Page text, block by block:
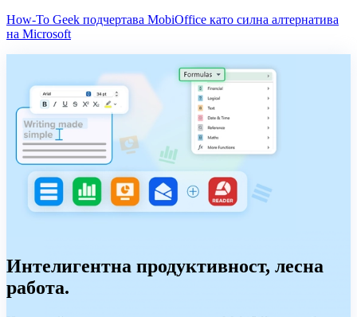
How-To Geek подчертава MobiOffice като силна алтернатива
на Microsoft
Интелигентна продуктивност, лесна
работа.